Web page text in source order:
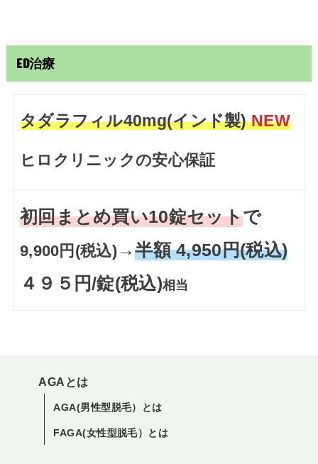
ED治療
タダラフィル40mg(インド製)NEW
ヒロクリニックの安心保証
初回まとめ買い10錠セットで
9,900円(税込)→半額 4,950円(税込)
４９５円/錠(税込)相当
AGAとは
AGA(男性型脱毛）とは
FAGA(女性型脱毛）とは